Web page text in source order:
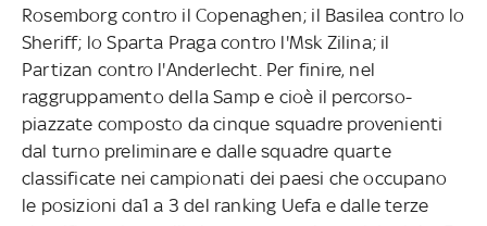
Rosemborg contro il Copenaghen; il Basilea contro lo
Sheriff; lo Sparta Praga contro l'Msk Zilina; il
Partizan contro l'Anderlecht. Per finire, nel
raggruppamento della Samp e cioè il percorso-
piazzate composto da cinque squadre provenienti
dal turno preliminare e dalle squadre quarte
classificate nei campionati dei paesi che occupano
le posizioni da1 a 3 del ranking Uefa e dalle terze